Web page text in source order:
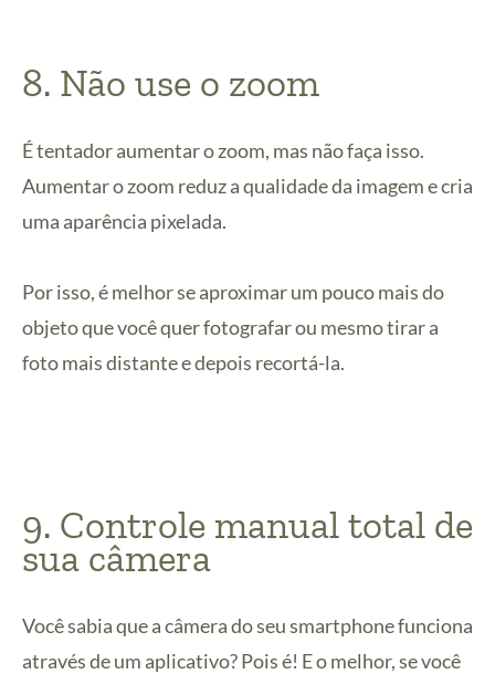
8. Não use o zoom
É tentador aumentar o zoom, mas não faça isso.
Aumentar o zoom reduz a qualidade da imagem e cria
uma aparência pixelada.
Por isso, é melhor se aproximar um pouco mais do
objeto que você quer fotografar ou mesmo tirar a
foto mais distante e depois recortá-la.
9. Controle manual total de
sua câmera
Você sabia que a câmera do seu smartphone funciona
através de um aplicativo? Pois é! E o melhor, se você